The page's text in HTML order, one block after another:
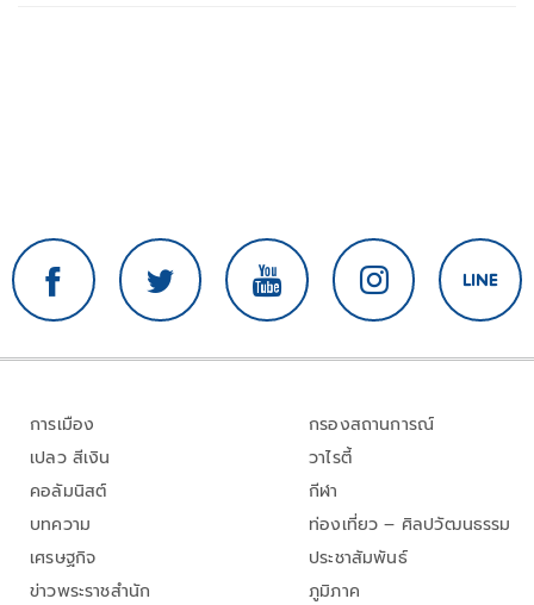
การเมือง
เปลว สีเงิน
คอลัมนิสต์
บทความ
เศรษฐกิจ
ข่าวพระราชสำนัก
กรองสถานการณ์
วาไรตี้
กีฬา
ท่องเที่ยว – ศิลปวัฒนธรรม
ประชาสัมพันธ์
ภูมิภาค